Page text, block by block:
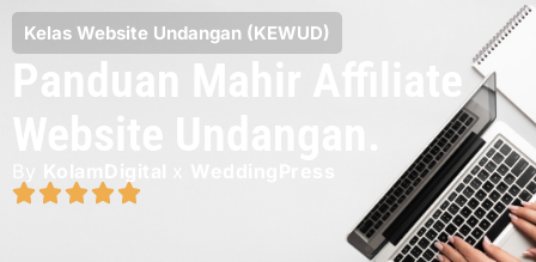
Kelas Website Undangan (KEWUD)
Panduan Mahir Affiliate